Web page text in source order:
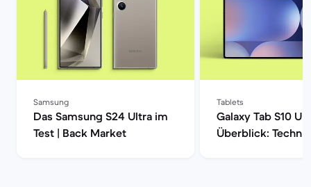
Samsung
Das Samsung S24 Ultra im
Test | Back Market
Tablets
Galaxy Tab S10
Überblick: